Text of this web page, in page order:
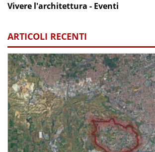
Vivere l'architettura - Eventi
ARTICOLI RECENTI